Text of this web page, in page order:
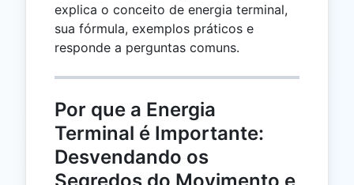
explica o conceito de energia terminal,
sua fórmula, exemplos práticos e
responde a perguntas comuns.
Por que a Energia
Terminal é Importante:
Desvendando os
Segredos do Movimento e